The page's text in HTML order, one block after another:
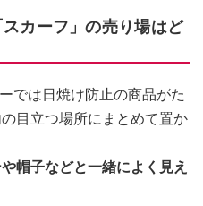
カーフ」の売り場はど
では日焼け防止の商品がた
目立つ場所にまとめて置か
帽子などと一緒によく見え